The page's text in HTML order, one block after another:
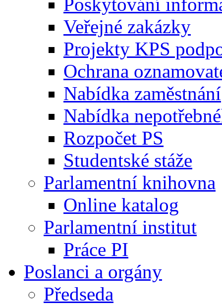
Veřejné zakázky
Projekty KPS
Ochrana
Nabídka zaměstnání
Nabídka
Rozpočet PS
Studentské stáže
Parlamentní knihovna
Online katalog
Parlamentní institut
Práce PI
Poslanci a orgány
Předseda